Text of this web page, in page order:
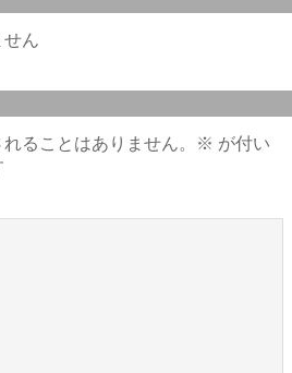
せん
ることはありません。 ※ が付い